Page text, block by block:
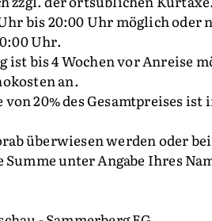
bis 20:00 Uhr möglich oder
Uhr.
bis 4 Wochen vor Anreise
an.
20% des Gesamtpreises
überwiesen werden oder
unter Angabe Ihres